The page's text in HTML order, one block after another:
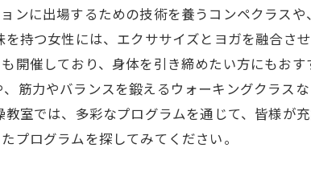
ンに出場するための技術を養うコンペクラス
持つ女性には、エクササイズとヨガを融合さ
開催しており、身体を引き締めたい方にもおす
筋力やバランスを鍛えるウォーキングクラス
室では、多彩なプログラムを通じて、皆様が
プログラムを探してみてください。